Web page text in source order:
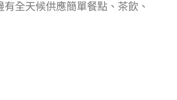
全天候供應簡單餐點、茶飲、